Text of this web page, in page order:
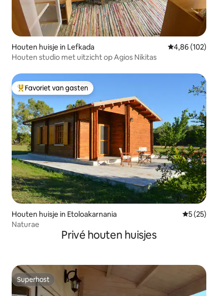
Houten huisje in Lefkada Gemiddelde
4,86 (102)
Houten studio met uitzicht op Agios Nikitas
Topfavoriet van gasten
Favoriet van gasten
Houten huisje in Etoloakarnania
5 (25)
Naturae
Privé houten huisjes
Superhost
Superhost